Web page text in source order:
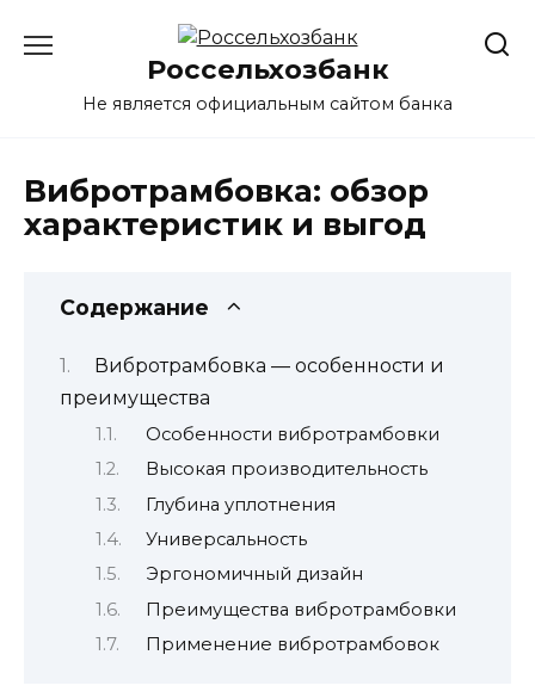
Россельхозбанк
Не является официальным сайтом банка
Вибротрамбовка: обзор
характеристик и выгод
Содержание
Вибротрамбовка — особенности и
преимущества
Особенности вибротрамбовки
Высокая производительность
Глубина уплотнения
Универсальность
Эргономичный дизайн
Преимущества вибротрамбовки
Применение вибротрамбовок